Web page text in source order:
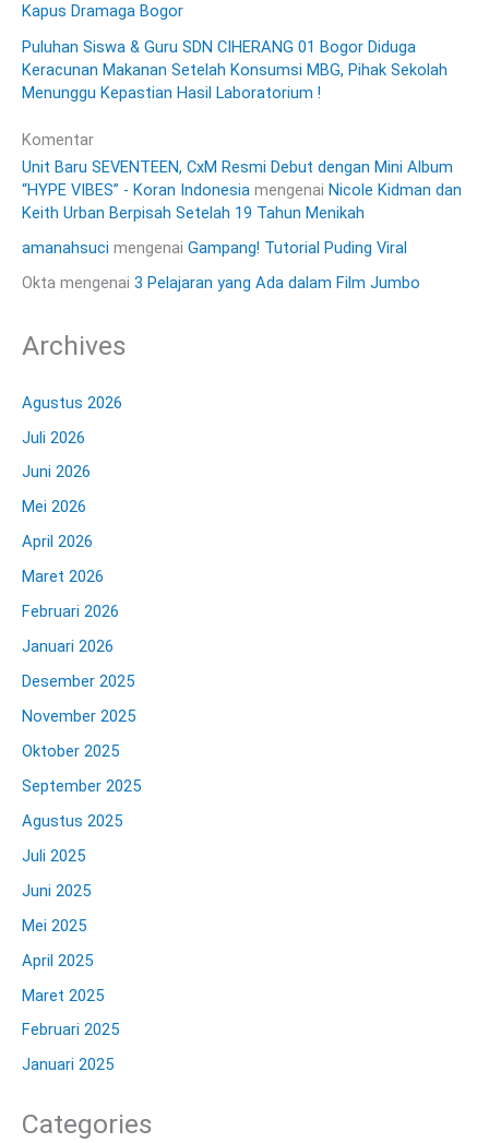
Kapus Dramaga Bogor
Puluhan Siswa & Guru SDN CIHERANG 01 Bogor Diduga
Keracunan Makanan Setelah Konsumsi MBG, Pihak Sekolah
Menunggu Kepastian Hasil Laboratorium !
Komentar
Unit Baru SEVENTEEN, CxM Resmi Debut dengan Mini Album
“HYPE VIBES” - Koran Indonesia mengenai Nicole Kidman dan
Keith Urban Berpisah Setelah 19 Tahun Menikah
amanahsuci mengenai Gampang! Tutorial Puding Viral
Okta mengenai 3 Pelajaran yang Ada dalam Film Jumbo
Archives
Agustus 2026
Juli 2026
Juni 2026
Mei 2026
April 2026
Maret 2026
Februari 2026
Januari 2026
Desember 2025
November 2025
Oktober 2025
September 2025
Agustus 2025
Juli 2025
Juni 2025
Mei 2025
April 2025
Maret 2025
Februari 2025
Januari 2025
Categories